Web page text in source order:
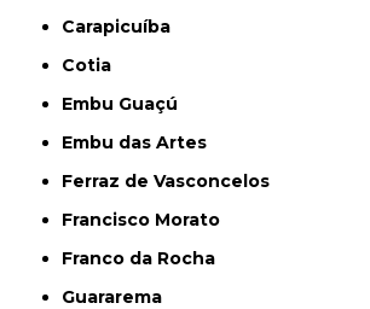
Carapicuíba
Cotia
Embu Guaçú
Embu das Artes
Ferraz de Vasconcelos
Francisco Morato
Franco da Rocha
Guararema